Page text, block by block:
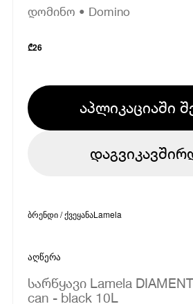
დომინო • Domino
₾26
აპლიკაციაში
ბრენდი / ქვეყანაLamela
აღწერა
სარწყავი Lamela
can - black 10L